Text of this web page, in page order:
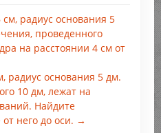
радиус основания 5
проведенного
на расстоянии 4 см от
радиус основания 5 дм.
10 дм, лежат на
Найдите
него до оси. →